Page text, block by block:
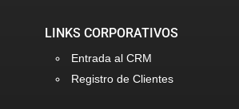
LINKS CORPORATIVOS
Entrada al CRM
Registro de Clientes